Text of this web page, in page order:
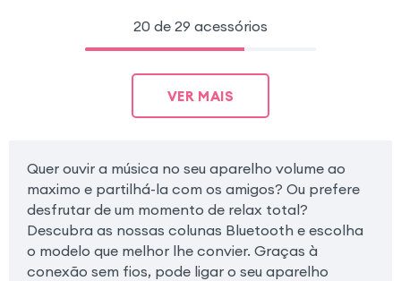
20 de 29 acessórios
VER MAIS
Quer ouvir a música no seu aparelho volume ao
maximo e partilhá-la com os amigos? Ou prefere
desfrutar de um momento de relax total?
Descubra as nossas colunas Bluetooth e escolha
o modelo que melhor lhe convier. Graças à
conexão sem fios, pode ligar o seu aparelho